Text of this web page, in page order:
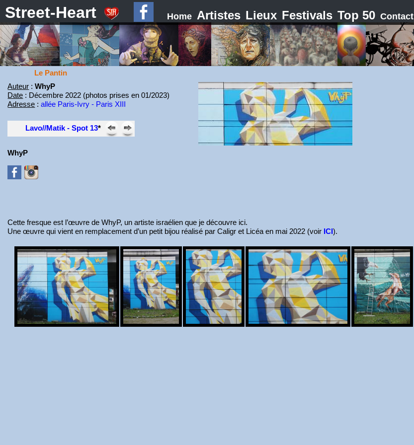
Street-Heart Home Artistes Lieux Festivals Top 50 Contact
Le Pantin
Auteur :WhyP
Date : Décembre 2022 (photos prises en 01/2023)
Adresse :allée Paris-Ivry - Paris XIII
Lavo//Matik - Spot 13*
WhyP
Cette fresque est l’œuvre de WhyP, un artiste israélien que je découvre ici.
Une œuvre qui vient en remplacement d’un petit bijou réalisé par Caligr et Licéa en mai 2022 (voir ICI).